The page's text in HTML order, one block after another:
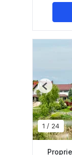
1 / 24
Previous